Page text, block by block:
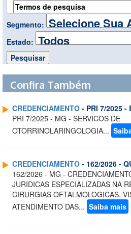
Segmento:
Estado:
Confira Também
CREDENCIAMENTO - PRI 7/2025 -
PRI 7/2025 - MG - SERVICOS DE
OTORRINOLARINGOLOGIA...
CREDENCIAMENTO - 162/2026 -
162/2026 - MG -
JURIDICAS ESPECIALIZADAS NA
CIRURGIAS OFTALMOLOGICAS,
ATENDIMENTO DAS... Saiba mais